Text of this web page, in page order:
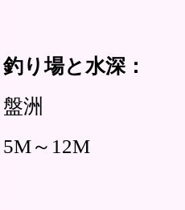
釣り場と水深：
盤洲
5M～12M